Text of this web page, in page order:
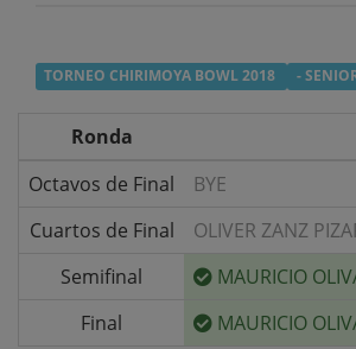
TORNEO CHIRIMOYA BOWL 2018 -
Ronda
Octavos de Final
BYE
Cuartos de Final
OLIVER ZANZ
Semifinal
MAURICIO
Final
MAURICIO